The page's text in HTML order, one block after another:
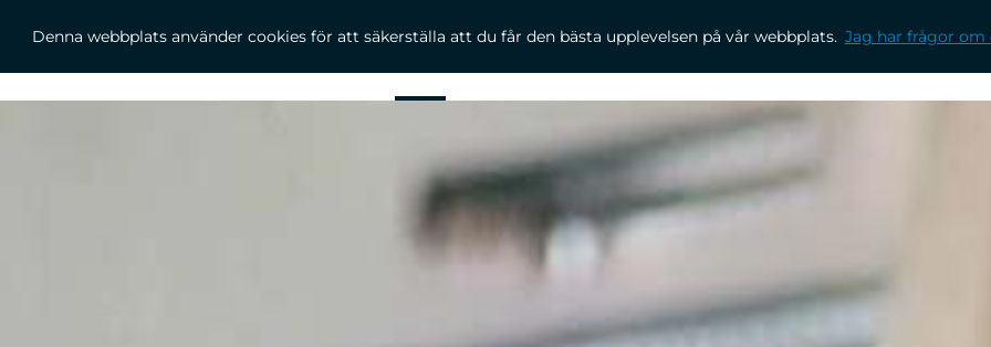
Denna webbplats använder cookies för att säkerställa att du får den bästa upplevelsen på vår webbplats. Jag har frågor om
KARRIÄR INSPIRATION OM OSS